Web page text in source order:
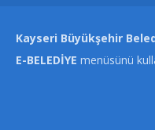
Kayseri Büyükşehir
E-BELEDİYE menüsünü